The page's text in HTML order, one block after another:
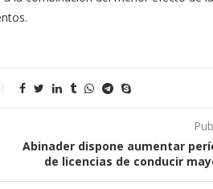
Abinader dispone aumentar
de licencias de conducir